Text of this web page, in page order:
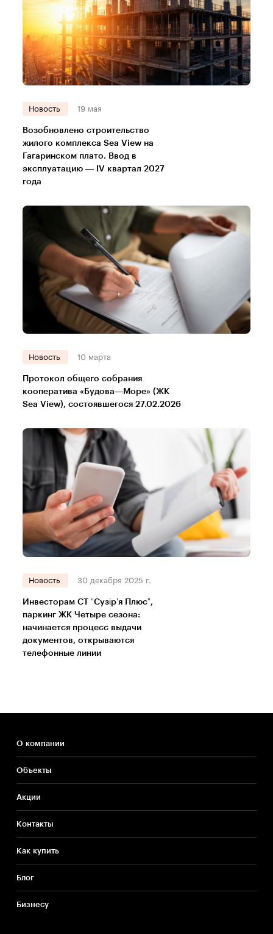
Новость 19 мая
Возобновлено строительство
жилого комплекса Sea View на
Гагаринском плато. Ввод в
эксплуатацию — IV квартал 2027
года
Новость 10 марта
Протокол общего собрания
кооператива «Будова—Море» (ЖК
Sea View), состоявшегося 27.02.2026
Новость 30 декабря 2025 г.
Инвесторам СТ “Сузір’я Плюс”,
паркинг ЖК Четыре сезона:
начинается процесс выдачи
документов, открываются
телефонные линии
О компании
Объекты
Акции
Контакты
Как купить
Блог
Бизнесу